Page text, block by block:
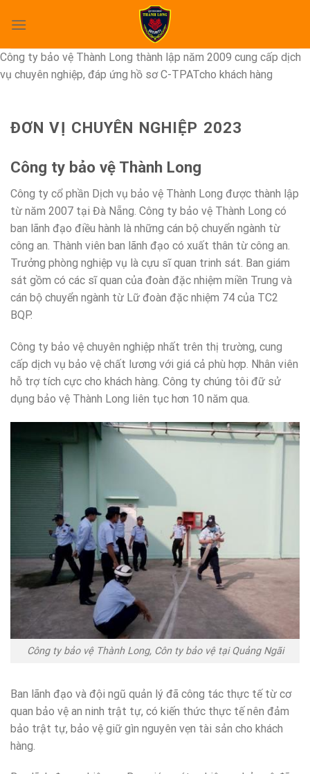
Công ty bảo vệ Thành Long thành lập năm 2009 cung cấp dịch
vụ chuyên nghiệp, đáp ứng hồ sơ C-TPATcho khách hàng
ĐƠN VỊ CHUYÊN NGHIỆP 2023
Công ty bảo vệ Thành Long
Công ty cổ phần Dịch vụ bảo vệ Thành Long được thành lập
từ năm 2007 tại Đà Nẵng. Công ty bảo vệ Thành Long có
ban lãnh đạo điều hành là những cán bộ chuyển ngành từ
công an. Thành viên ban lãnh đạo có xuất thân từ công an.
Trưởng phòng nghiệp vụ là cựu sĩ quan trinh sát. Ban giám
sát gồm có các sĩ quan của đoàn đặc nhiệm miền Trung và
cán bộ chuyển ngành từ Lữ đoàn đặc nhiệm 74 của TC2
BQP.
Công ty bảo vệ chuyên nghiệp nhất trên thị trường, cung
cấp dịch vụ bảo vệ chất lương với giá cả phù hợp. Nhân viên
hỗ trợ tích cực cho khách hàng. Công ty chúng tôi đữ sử
dụng bảo vệ Thành Long liên tục hơn 10 năm qua.
Công ty bảo vệ Thành Long, Côn ty bảo vệ tại Quảng Ngãi
Ban lãnh đạo và đội ngũ quản lý đã công tác thực tế từ cơ
quan bảo vệ an ninh trật tự, có kiến thức thực tế nên đảm
bảo trật tự, bảo vệ giữ gìn nguyên vẹn tài sản cho khách
hàng.